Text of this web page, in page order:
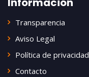
Transparencia
Aviso Legal
Política de privacidad
Contacto